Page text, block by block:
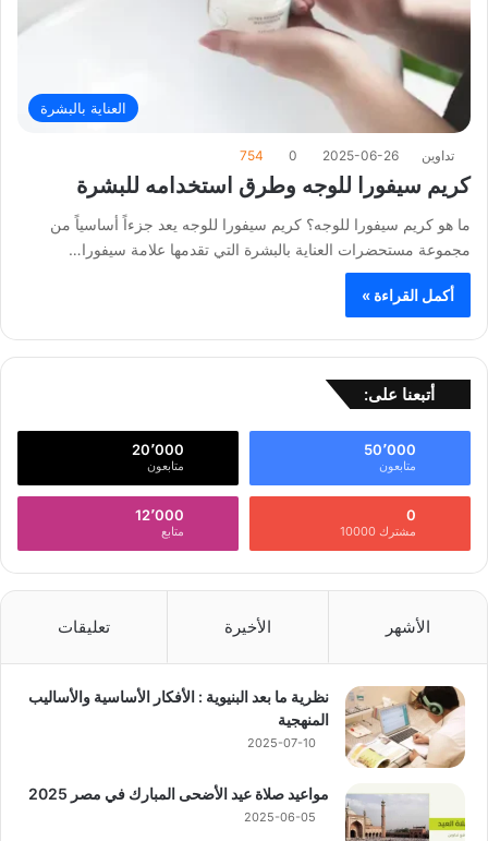
العناية بالبشرة
تداوين 2025-06-26
0
754
كريم سيفورا للوجه وطرق استخدامه للبشرة
ما هو كريم سيفورا للوجه؟ كريم سيفورا للوجه يعد جزءاً أساسياً من
مجموعة مستحضرات العناية بالبشرة التي تقدمها علامة سيفورا…
أكمل القراءة »
أتبعنا على:
50٬000
متابعون
20٬000
متابعون
0
مشترك 10000
12٬000
متابع
الأشهر الأخيرة تعليقات
نظرية ما بعد البنيوية : الأفكار الأساسية والأساليب
المنهجية
2025-07-10
مواعيد صلاة عيد الأضحى المبارك في مصر 2025
2025-06-05